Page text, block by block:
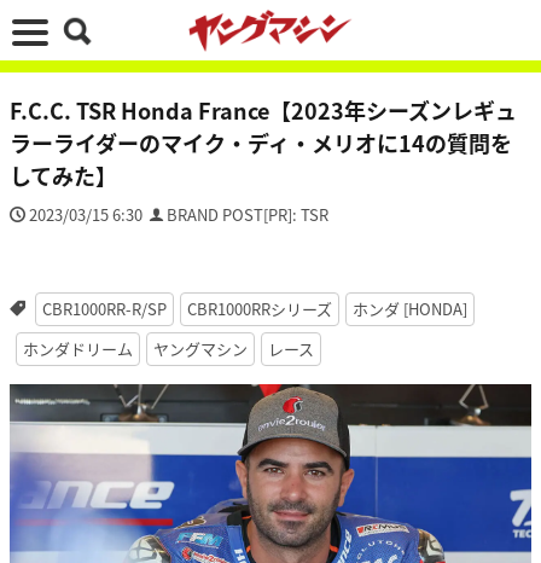
F.C.C. TSR Honda France【2023年シーズンレギュ
ラーライダーのマイク・ディ・メリオに14の質問を
してみた】
2023/03/15 6:30 BRAND POST[PR]: TSR
CBR1000RR-R/SP CBR1000RRシリーズ
ホンダ [HONDA]
ホンダドリーム
ヤングマシン レース